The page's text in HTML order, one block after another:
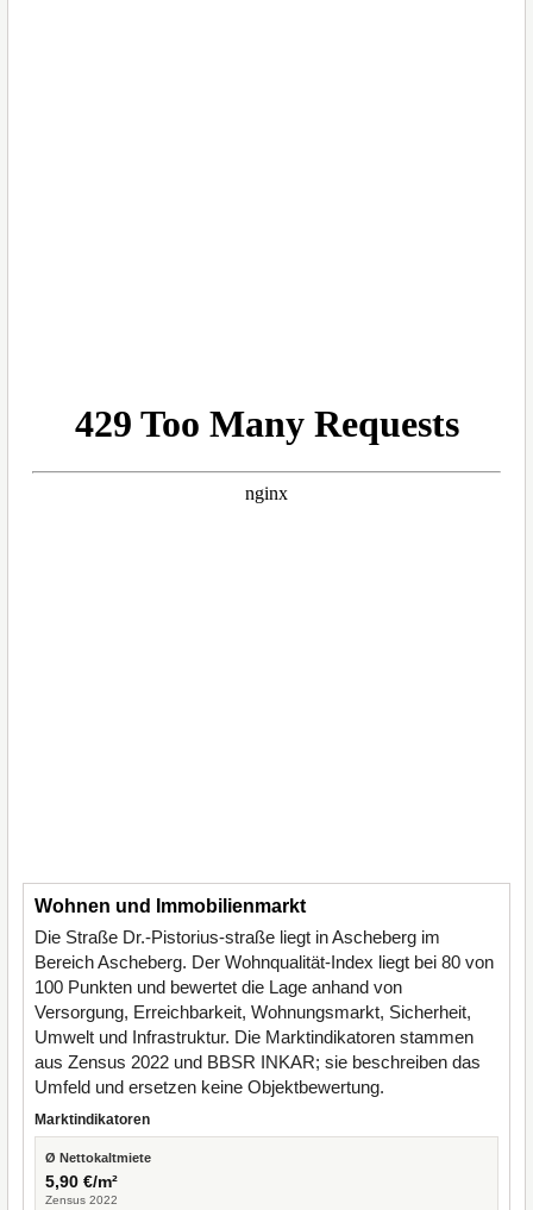
Wohnen und Immobilienmarkt
Die Straße Dr.-Pistorius-straße liegt in Ascheberg im
Bereich Ascheberg. Der Wohnqualität-Index liegt bei 80 von
100 Punkten und bewertet die Lage anhand von
Versorgung, Erreichbarkeit, Wohnungsmarkt, Sicherheit,
Umwelt und Infrastruktur. Die Marktindikatoren stammen
aus Zensus 2022 und BBSR INKAR; sie beschreiben das
Umfeld und ersetzen keine Objektbewertung.
Marktindikatoren
Ø Nettokaltmiete
5,90 €/m²
Zensus 2022